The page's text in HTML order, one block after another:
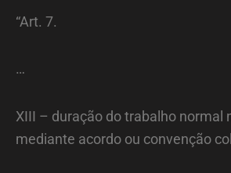
“Art. 7.
…
XIII – duração do trabalho normal
mediante acordo ou convenção